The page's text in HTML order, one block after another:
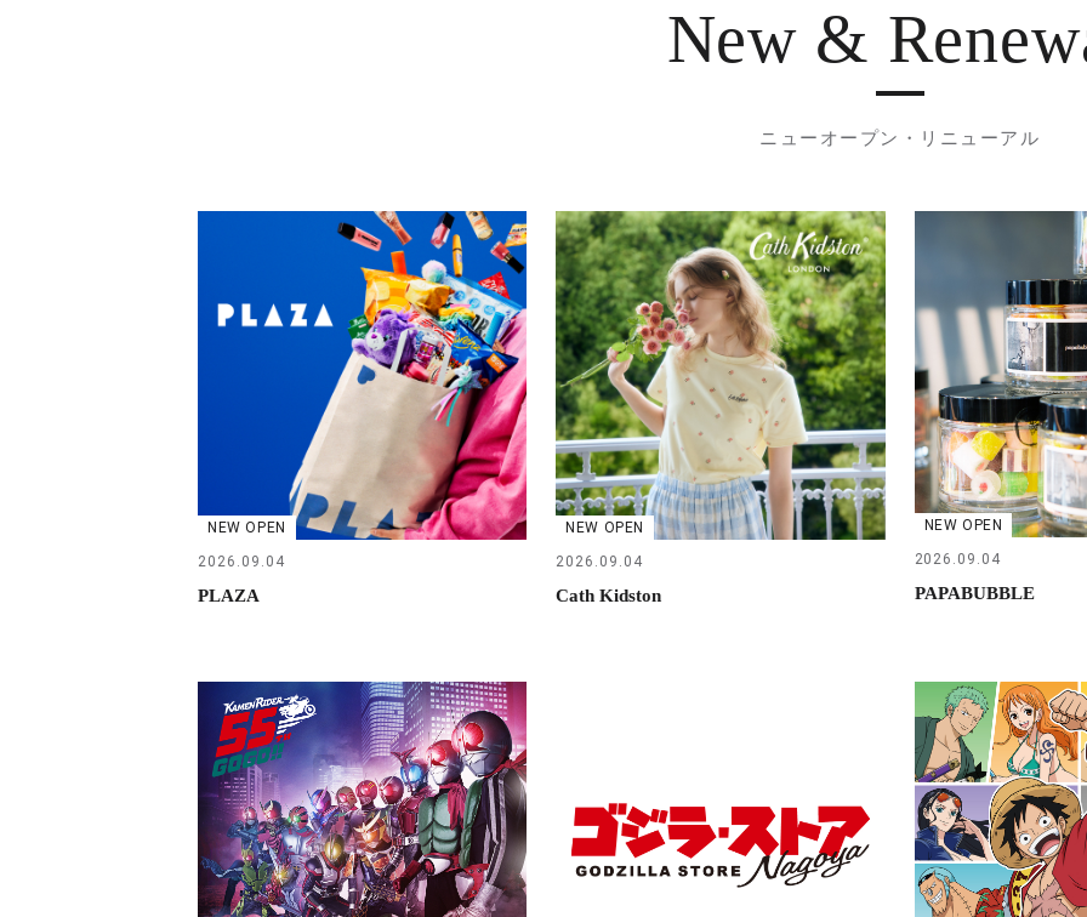
New &
ニューオープン・リニューアル
NEW OPEN
2026.09.04
PLAZA
NEW OPEN
2026.09.04
Cath Kidston
NEW OPEN
2026.09.04
PAPABUBBLE